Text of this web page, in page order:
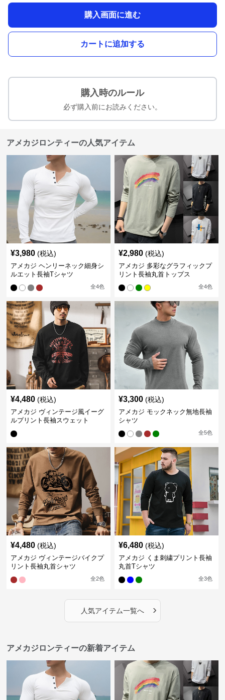
購入画面に進む
カートに追加する
購入時のルール
必ず購入前にお読みください。
アメカジロンティーの人気アイテム
¥3,980 (税込)
アメカジ ヘンリーネック細身シ
ルエット長袖Tシャツ
全4色
¥2,980 (税込)
アメカジ 多彩なグラフィックプ
リント長袖丸首トップス
全4色
¥4,480 (税込)
アメカジ ヴィンテージ風イーグ
ルプリント長袖スウェット
¥3,300 (税込)
アメカジ モックネック無地長袖
シャツ
全5色
¥4,480 (税込)
アメカジ ヴィンテージバイクプ
リント長袖丸首シャツ
全2色
¥6,480 (税込)
アメカジ くま刺繍プリント長袖
丸首Tシャツ
全3色
人気アイテム一覧へ ›
アメカジロンティーの新着アイテム